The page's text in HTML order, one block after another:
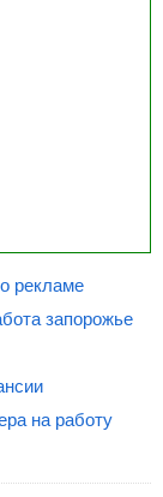
рекламе
запорожье
на работу